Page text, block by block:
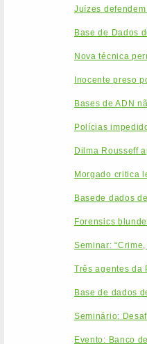
Juízes
Base de Dados
Nova técnica
Inocente preso
Bases de ADN
Polícias
Dilma Rousseff
Morgado critica
Basede dados
Forensics
Seminar:
Três agentes da
Base de dados
Seminário:
Evento: Banco